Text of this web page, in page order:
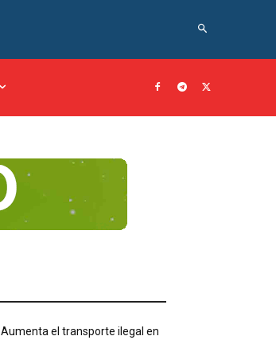
Aumenta el transporte ilegal en